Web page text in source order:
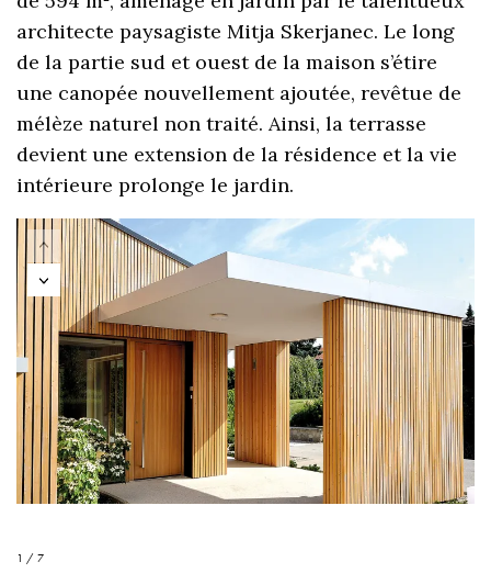
architecte paysagiste Mitja Skerjanec. Le long
de la partie sud et ouest de la maison s’étire
une canopée nouvellement ajoutée, revêtue de
mélèze naturel non traité. Ainsi, la terrasse
devient une extension de la résidence et la vie
intérieure prolonge le jardin.
1 / 7